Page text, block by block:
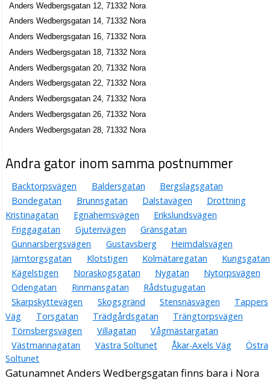
Anders Wedbergsgatan 12, 71332 Nora
Anders Wedbergsgatan 14, 71332 Nora
Anders Wedbergsgatan 16, 71332 Nora
Anders Wedbergsgatan 18, 71332 Nora
Anders Wedbergsgatan 20, 71332 Nora
Anders Wedbergsgatan 22, 71332 Nora
Anders Wedbergsgatan 24, 71332 Nora
Anders Wedbergsgatan 26, 71332 Nora
Anders Wedbergsgatan 28, 71332 Nora
Andra gator inom samma postnummer
Backtorpsvägen Baldersgatan
Bergslagsgatan
Bondegatan
Brunnsgatan Dalstavägen
Drottning
Kristinagatan
Egnahemsvägen
Erikslundsvägen
Friggagatan
Gjuterivägen
Gränsgatan
Gunnarsbergsvägen
Gustavsberg
Heimdalsvägen
Järntorgsgatan
Klotstigen Kolmätaregatan
Kungsgatan
Kägelstigen
Noraskogsgatan Nygatan
Nytorpsvägen
Odengatan
Rinmansgatan
Rådstugugatan
Skarpskyttevägen
Skogsgränd Stensnäsvägen
Tappers
Väg
Torsgatan Trädgårdsgatan
Trängtorpsvägen
Törnsbergsvägen
Villagatan
Vågmästargatan
Västmannagatan
Västra Soltunet Åkar-Axels Väg
Östra
Soltunet
Gatunamnet Anders Wedbergsgatan finns bara i Nora